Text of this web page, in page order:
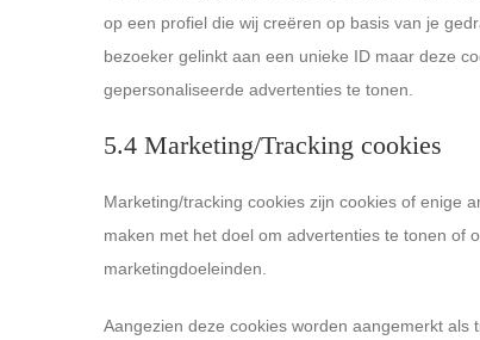
op een profiel die wij creëren op basis van je
bezoeker gelinkt aan een unieke ID maar deze
gepersonaliseerde advertenties te tonen.
5.4 Marketing/Tracking cookies
Marketing/tracking cookies zijn cookies of enige
maken met het doel om advertenties te tonen of
marketingdoeleinden.
Aangezien deze cookies worden aangemerkt